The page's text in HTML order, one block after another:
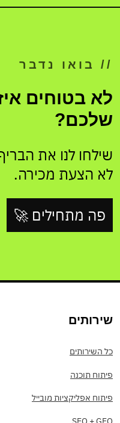
// בואו נדבר
לא בטוחים
שלכם?
שילחו לנו את
לא הצעת מכירה.
פה מתחילים 🚀
שירותים
כל השירותים
פיתוח תוכנה
פיתוח אפליקציות מובייל